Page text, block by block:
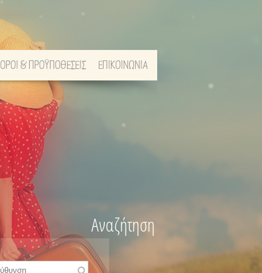
ΟΡΟΙ & ΠΡΟΫΠΟΘΕΣΕΙΣ ΕΠΙΚΟΙΝΩΝΙΑ
Αναζήτηση